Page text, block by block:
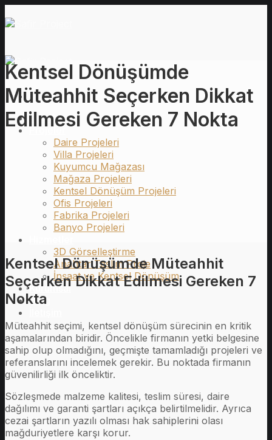
atla
Ana Sayfa
Projeler
Daire Projeleri
Villa Projeleri
Kuyumcu Mağazası
Mağaza Projeleri
Kentsel Dönüşüm Projeleri
Ofis Projeleri
Fabrika Projeleri
Banyo Projeleri
3D Görselleştirme
Anahtar Teslim Proje
İnşaat ve Kentsel Dönüşüm
Kurumsal
Blog
Kentsel Dönüşümde
Müteahhit Seçerken Dikkat
Edilmesi Gereken 7 Nokta
Kentsel Dönüşümde Müteahhit
Seçerken Dikkat Edilmesi Gereken 7
Nokta
Müteahhit seçimi, kentsel dönüşüm sürecinin en kritik
aşamalarından biridir. Öncelikle firmanın yetki belgesine
sahip olup olmadığını, geçmişte tamamladığı projeleri ve
referanslarını incelemek gerekir. Bu noktada firmanın
güvenilirliği ilk önceliktir.
Sözleşmede malzeme kalitesi, teslim süresi, daire
dağılımı ve garanti şartları açıkça belirtilmelidir. Ayrıca
cezai şartların yazılı olması hak sahiplerini olası
mağduriyetlere karşı korur.